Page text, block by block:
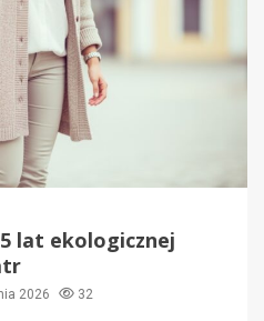
lat ekologicznej
2026 32